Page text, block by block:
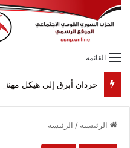
القائمة
حردان أبرق إلى هيكل مهنئاً
الرئيسية / الرئيسة